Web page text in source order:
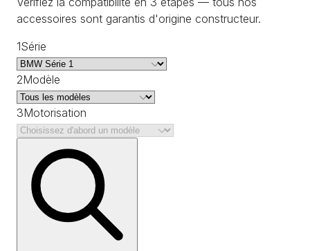
accessoires sont garantis d'origine constructeur.
1Série
2Modèle
3Motorisation